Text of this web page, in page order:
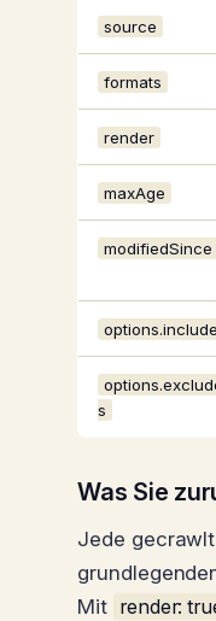
source
formats
render
maxAge
modifiedSince
s
Was Sie
Jede
Mit render: